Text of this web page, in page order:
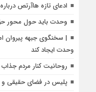
ادعای تازه هاآرتص
وحدت باید حول محور
| سخنگوی جبهه پیروان
وحدت ایجاد کند
روحانیت کنار مردم
پلیس در فضای حقیقی و